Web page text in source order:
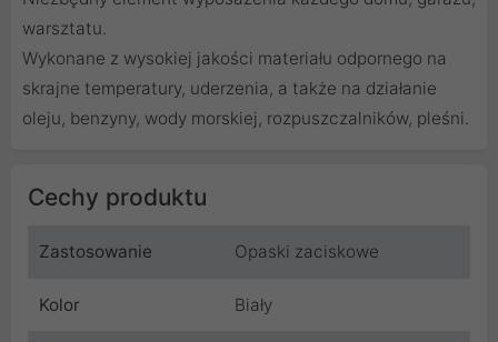
warsztatu.
Wykonane z wysokiej jakości materiału odpornego na
skrajne temperatury, uderzenia, a także na działanie
oleju, benzyny, wody morskiej, rozpuszczalników, pleśni.
Cechy produktu
Zastosowanie Opaski zaciskowe
Kolor Biały